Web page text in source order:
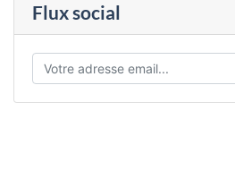
Flux social